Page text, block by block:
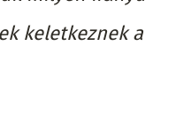
keletkeznek a